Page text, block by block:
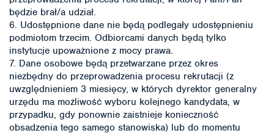
będzie brał/a udział.
6. Udostępnione dane nie będą podlegały udostępnieniu
podmiotom trzecim. Odbiorcami danych będą tylko
instytucje upoważnione z mocy prawa.
7. Dane osobowe będą przetwarzane przez okres
niezbędny do przeprowadzenia procesu rekrutacji (z
uwzględnieniem 3 miesięcy, w których dyrektor generalny
urzędu ma możliwość wyboru kolejnego kandydata, w
przypadku, gdy ponownie zaistnieje konieczność
obsadzenia tego samego stanowiska) lub do momentu